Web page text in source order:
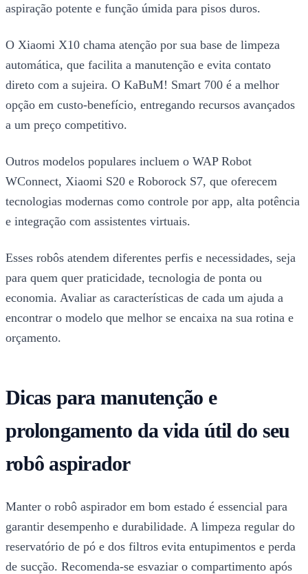
aspiração potente e função úmida para pisos duros.
O Xiaomi X10 chama atenção por sua base de limpeza
automática, que facilita a manutenção e evita contato
direto com a sujeira. O KaBuM! Smart 700 é a melhor
opção em custo-benefício, entregando recursos avançados
a um preço competitivo.
Outros modelos populares incluem o WAP Robot
WConnect, Xiaomi S20 e Roborock S7, que oferecem
tecnologias modernas como controle por app, alta potência
e integração com assistentes virtuais.
Esses robôs atendem diferentes perfis e necessidades, seja
para quem quer praticidade, tecnologia de ponta ou
economia. Avaliar as características de cada um ajuda a
encontrar o modelo que melhor se encaixa na sua rotina e
orçamento.
Dicas para manutenção e
prolongamento da vida útil do seu
robô aspirador
Manter o robô aspirador em bom estado é essencial para
garantir desempenho e durabilidade. A limpeza regular do
reservatório de pó e dos filtros evita entupimentos e perda
de sucção. Recomenda-se esvaziar o compartimento após